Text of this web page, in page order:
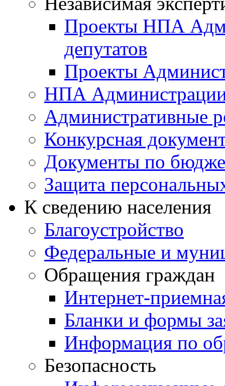
Проекты НПА
депутатов
Проекты
НПА
Административные
Конкурсная
Документы по
Защита
К сведению населения
Благоустройство
Федеральные и
Обращения граждан
Интернет-
Бланки и формы
Информация по
Безопасность